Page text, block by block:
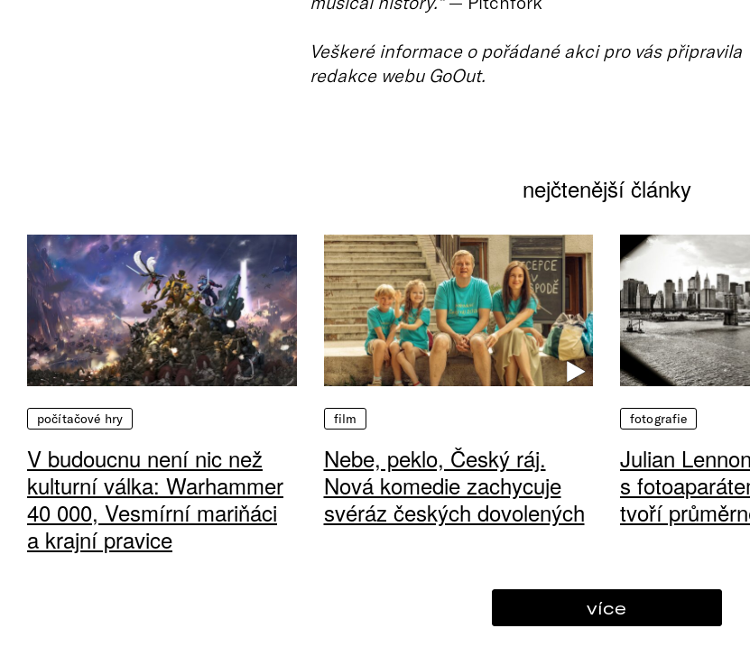
Veškeré informace o pořádané akci pro vás připravila
redakce webu GoOut.
nejčtenější články
počítačové hry
V budoucnu není nic než
kulturní válka: Warhammer
40 000, Vesmírní mariňáci
a krajní pravice
film
Nebe, peklo, Český ráj.
Nová komedie zachycuje
svéráz českých dovolených
fotografie
Julian
s
tvoří
více